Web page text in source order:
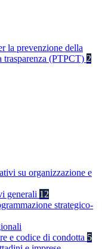
la prevenzione della
trasparenza (PTPCT) 2
su organizzazione e
generali 12
strategico-
e codice di condotta 5